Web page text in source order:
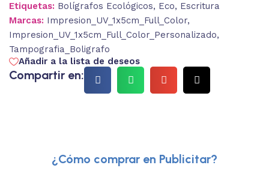
Etiquetas: Bolígrafos Ecológicos, Eco, Escritura
Marcas: Impresion_UV_1x5cm_Full_Color,
Impresion_UV_1x5cm_Full_Color_Personalizado,
Tampografia_Boligrafo
Añadir a la lista de deseos
Compartir en:
¿Cómo comprar en Publicitar?